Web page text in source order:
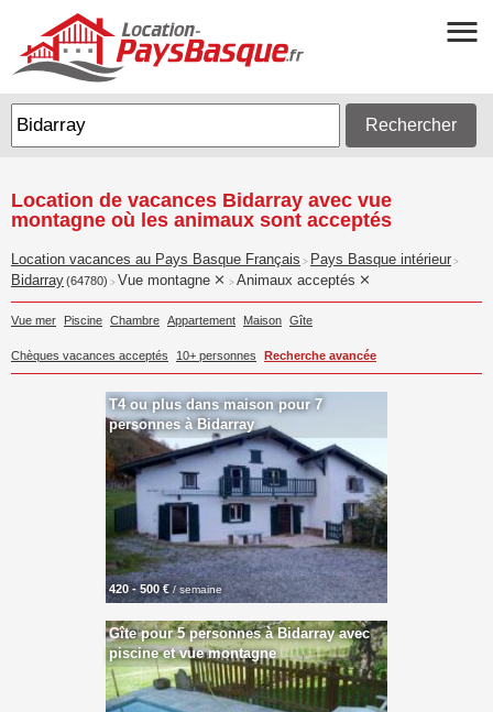
Rechercher
Location de vacances Bidarray avec vue
montagne où les animaux sont acceptés
Location vacances au Pays Basque Français > Pays Basque intérieur >
Bidarray(64780) > Vue montagne > Animaux acceptés
Vue mer Piscine Chambre Appartement Maison Gîte
Chèques vacances acceptés 10+ personnes Recherche avancée
T4 ou plus dans maison pour 7
personnes à Bidarray
420 - 500 € / semaine
Gîte pour 5 personnes à Bidarray avec
piscine et vue montagne